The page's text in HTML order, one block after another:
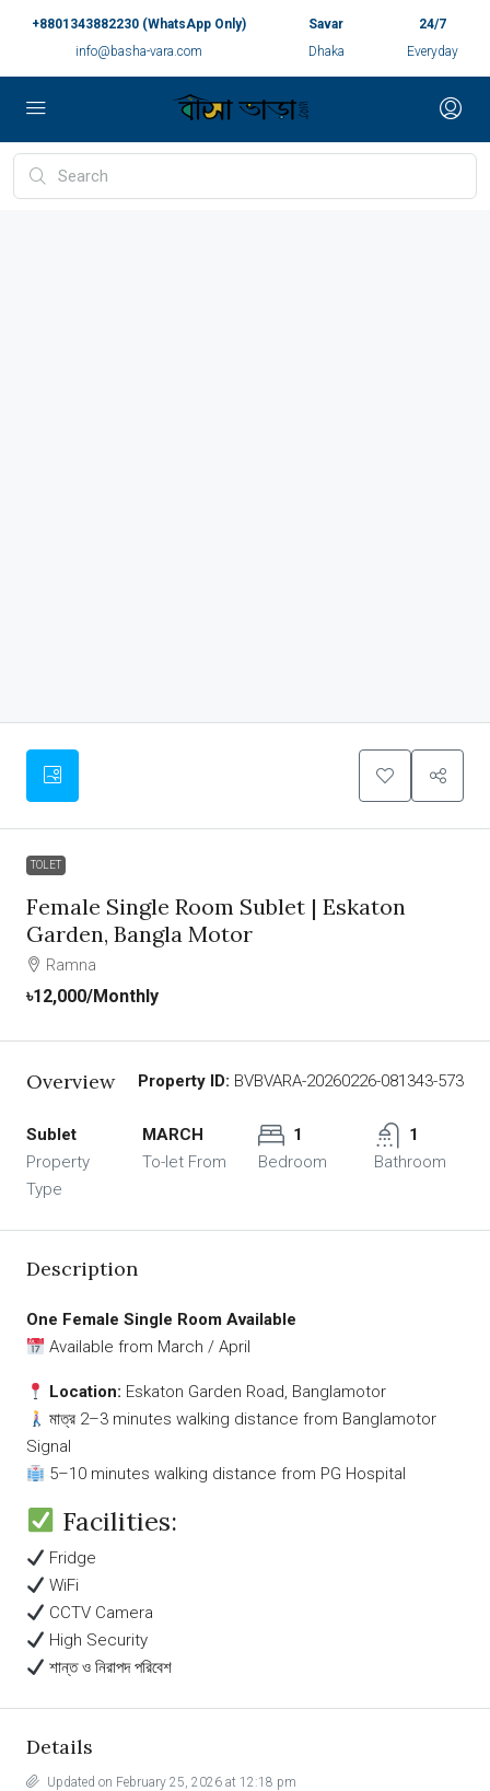
+8801343882230 (WhatsApp Only)
info@basha-vara.com
Savar
Dhaka
24/7
Everyday
TOLET
Female Single Room Sublet | Eskaton
Garden, Bangla Motor
Ramna
৳12,000/Monthly
Overview Property ID: BVBVARA-20260226-081343-573
Sublet
Property
Type
MARCH
To-let From
1
Bedroom
1
Bathroom
Description
One Female Single Room Available
Available from March / April
Location: Eskaton Garden Road, Banglamotor
মাত্র 2–3 minutes walking distance from Banglamotor
Signal
5–10 minutes walking distance from PG Hospital
Facilities:
Fridge
WiFi
CCTV Camera
High Security
শান্ত ও নিরাপদ পরিবেশ
Details
Updated on February 25, 2026 at 12:18 pm